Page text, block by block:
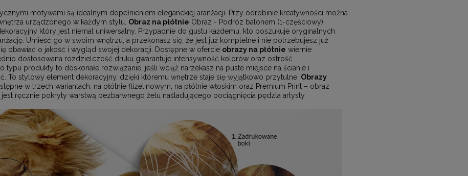
motywami są idealnym dopełnieniem eleganckiej aranżacji. Przy odrobinie kreatywności można
urządzonego w każdym stylu. Obraz na płótnie Obraz - Podróz balonem (1-częściowy)
który jest niemal uniwersalny. Przypadnie do gustu każdemu, kto poszukuje oryginalnych
Umieść go w swoim wnętrzu, a przekonasz się, że jest już kompletne i nie potrzebujesz już
obawiać o jakość i wygląd swojej dekoracji. Dostępne w ofercie obrazy na płótnie wiernie
dostosowana rozdzielczość druku gwarantuje intensywność kolorów oraz ostrość
typu produkty to doskonałe rozwiązanie, jeśli wciąż narzekasz na puste miejsce na ścianie i
To stylowy element dekoracyjny, dzięki któremu wnętrze staje się wyjątkowo przytulne. Obrazy
w trzech wariantach: na płótnie flizelinowym, na płótnie włoskim oraz Premium Print – obraz
jest ręcznie pokryty warstwą bezbarwnego żelu naśladującego pociągnięcia pędzla artysty.